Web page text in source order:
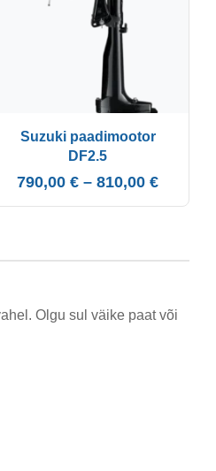
Suzuki paadimootor
DF2.5
790,00 € – 810,00 €
Olgu sul väike paat või